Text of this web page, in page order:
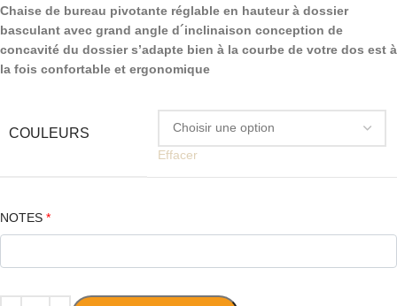
Chaise de bureau pivotante réglable en hauteur à dossier
basculant avec grand angle d´inclinaison conception de
concavité du dossier s’adapte bien à la courbe de votre dos est à
la fois confortable et ergonomique
COULEURS
Effacer
NOTES *